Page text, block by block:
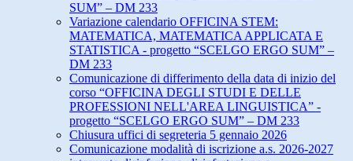
SUM” – DM 233
Variazione calendario OFFICINA STEM:
MATEMATICA, MATEMATICA APPLICATA E
STATISTICA - progetto “SCELGO ERGO SUM” –
DM 233
Comunicazione di differimento della data di inizio del
corso “OFFICINA DEGLI STUDI E DELLE
PROFESSIONI NELL'AREA LINGUISTICA” -
progetto “SCELGO ERGO SUM” – DM 233
Chiusura uffici di segreteria 5 gennaio 2026
Comunicazione modalità di iscrizione a.s. 2026-2027